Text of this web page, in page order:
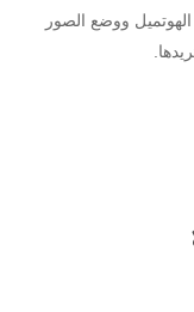
ووضع الصور